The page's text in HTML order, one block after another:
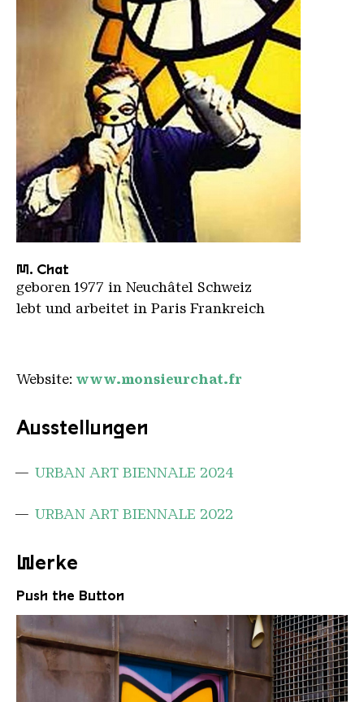
M chat
M. Chat
geboren 1977 in Neuchâtel Schweiz
lebt und arbeitet in Paris Frankreich
Website: www.monsieurchat.fr
Ausstellungen
URBAN ART BIENNALE 2024
URBAN ART BIENNALE 2022
Werke
Push the Button